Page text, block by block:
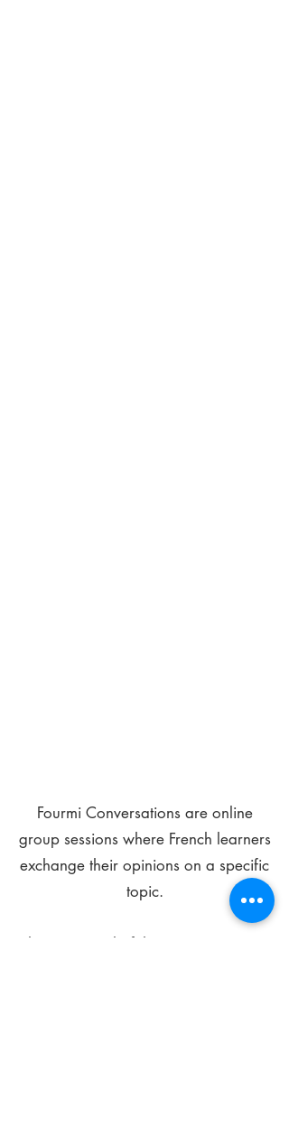
Fourmi Conversations are online
group sessions where French learners
exchange their opinions on a specific
topic.
The main goal of these meetings is to